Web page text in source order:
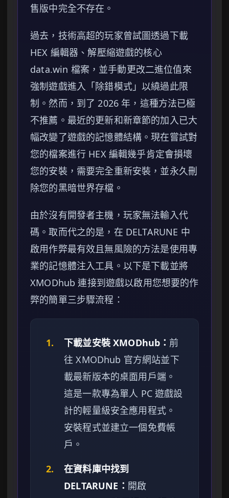
售版中完全不存在。
過去，技術高超的玩家曾試圖透過下載
HEX 編輯器、解壓縮遊戲的核心
data.win 檔案，並手動更改二進位值來
強制遊戲進入「除錯模式」以繞過此限
制。然而，到了 2026 年，這種方法已極
不推薦。最近的更新和新章節的加入已大
幅改變了遊戲的記憶體結構。現在嘗試對
您的檔案進行 HEX 編輯幾乎肯定會損壞
您的安裝，需要完全重新安裝，並永久刪
除您的黑暗世界存檔。
由於沒有開發者主機，玩家無法輸入代
碼。取而代之的是，在 DELTARUNE 中
啟用作弊最有效且無風險的方法是使用專
業的記憶體注入工具。以下是下載並將
XMODhub 連接到遊戲以啟用您想要的作
弊的簡單三步驟流程：
1. 下載並安裝 XMODhub： 前
往 XMODhub 官方網站並下
載最新版本的桌面用戶端。
這是一款專為單人 PC 遊戲設
計的輕量級安全應用程式。
安裝程式並建立一個免費帳
戶。
2.
在資料庫中找到
DELTARUNE： 開啟